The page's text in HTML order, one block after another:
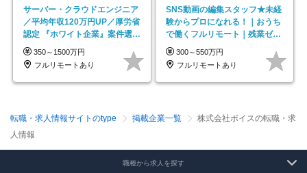
サーバー・クラウドエンジニア
／平均年収120万円UP／厚労省
認定 『ホワイト企業』案件選択
制度／年休129日
350～1500万円
フルリモートあり
SNS動画の編集スタッフ★未経
験からプロになれる！｜おうち
で働くフルリモート｜残業ゼロ
で18時退勤◎
300～550万円
フルリモートあり
転職・求人情報サイトのtype 掲載企業一覧
株式会社ボイスの転職・求
人情報
職種から求人を探す